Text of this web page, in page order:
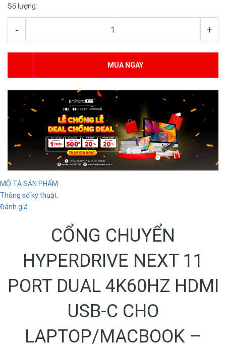
Số lượng:
- +
MUA NGAY
MÔ TẢ SẢN PHẨM
Thông số kỹ thuật:
Đánh giá
CỔNG CHUYỂN
HYPERDRIVE NEXT 11
PORT DUAL 4K60HZ HDMI
USB-C CHO
LAPTOP/MACBOOK –